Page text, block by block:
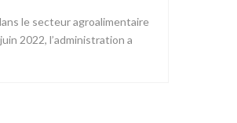
le secteur agroalimentaire
2022, l’administration a